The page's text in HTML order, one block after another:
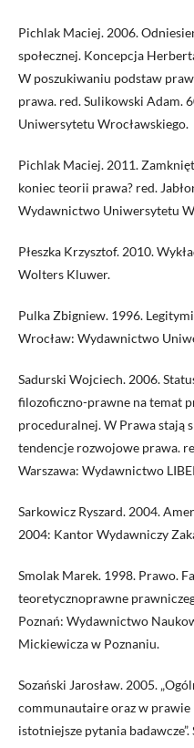
Pichlak Maciej. 2006.
społecznej. Koncepcja
W poszukiwaniu podstaw
prawa. red. Sulikowski Adam.
Uniwersytetu Wrocławskiego.
Pichlak Maciej. 2011.
koniec teorii prawa? red.
Wydawnictwo Uniwersytetu
Płeszka Krzysztof. 2010.
Wolters Kluwer.
Pulka Zbigniew. 1996.
Wrocław: Wydawnictwo
Sadurski Wojciech. 2006.
filozoficzno-prawne na temat
proceduralnej. W Prawa stają
tendencje rozwojowe prawa.
Warszawa: Wydawnictwo
Sarkowicz Ryszard. 2004.
2004: Kantor Wydawniczy
Smolak Marek. 1998. Prawo.
teoretycznoprawne
Poznań: Wydawnictwo
Mickiewicza w Poznaniu.
Sozański Jarosław. 2005.
communautaire oraz w
istotniejsze pytania